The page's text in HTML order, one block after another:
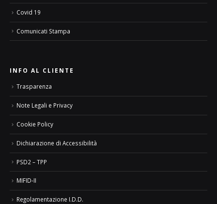
Covid 19
Comunicati Stampa
INFO AL CLIENTE
Trasparenza
Note Legali e Privacy
Cookie Policy
Dichiarazione di Accessibilità
PSD2 – TPP
MIFID-II
Regolamentazione I.D.D.